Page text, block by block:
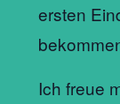
ersten
Ich freue